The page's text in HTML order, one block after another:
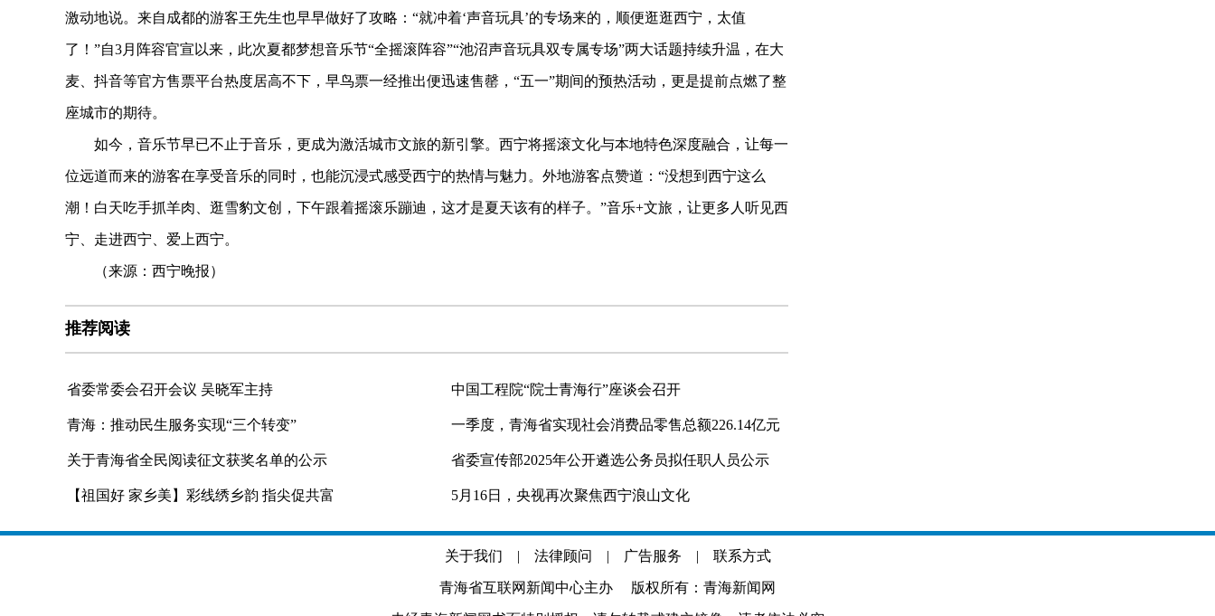
激动地说。来自成都的游客王先生也早早做好了攻略：“就冲着‘声音玩具’的专场来的，顺便逛逛西宁，太值
了！”自3月阵容官宣以来，此次夏都梦想音乐节“全摇滚阵容”“池沼声音玩具双专属专场”两大话题持续升温，在大
麦、抖音等官方售票平台热度居高不下，早鸟票一经推出便迅速售罄，“五一”期间的预热活动，更是提前点燃了整
座城市的期待。
如今，音乐节早已不止于音乐，更成为激活城市文旅的新引擎。西宁将摇滚文化与本地特色深度融合，让每一
位远道而来的游客在享受音乐的同时，也能沉浸式感受西宁的热情与魅力。外地游客点赞道：“没想到西宁这么
潮！白天吃手抓羊肉、逛雪豹文创，下午跟着摇滚乐蹦迪，这才是夏天该有的样子。”音乐+文旅，让更多人听见西
宁、走进西宁、爱上西宁。
（来源：西宁晚报）
推荐阅读
省委常委会召开会议 吴晓军主持 中国工程院“院士青海行”座谈会召开
青海：推动民生服务实现“三个转变” 一季度，青海省实现社会消费品零售总额226.14亿元
关于青海省全民阅读征文获奖名单的公示 省委宣传部2025年公开遴选公务员拟任职人员公示
【祖国好 家乡美】彩线绣乡韵 指尖促共富 5月16日，央视再次聚焦西宁浪山文化
关于我们 | 法律顾问 | 广告服务 | 联系方式
青海省互联网新闻中心主办 版权所有：青海新闻网